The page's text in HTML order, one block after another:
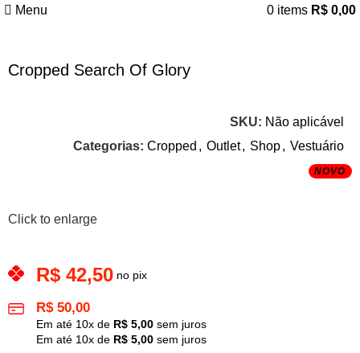
Menu 0 items R$ 0,00
Cropped Search Of Glory
SKU: Não aplicável
Categorias: Cropped , Outlet, Shop, Vestuário
NOVO
Click to enlarge
R$ 42,50 no pix
R$50,00
Em até 10x de R$ 5,00 sem juros
Em até 10x de R$ 5,00 sem juros